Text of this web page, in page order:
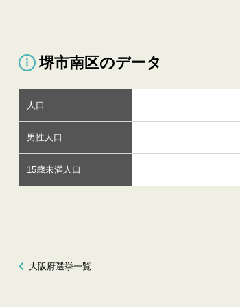
堺市南区のデータ
人口
男性人口
15歳未満人口
大阪府選挙一覧